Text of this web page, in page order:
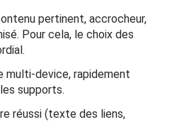
pertinent, accrocheur,
Pour cela, le choix des
multi-device, rapidement
supports.
réussi (texte des liens,